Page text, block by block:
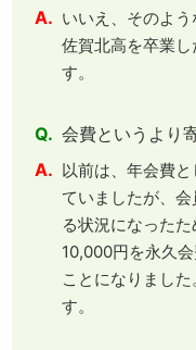
A. いいえ、そのよう
佐賀北高を卒業
す。
Q. 会費というより
A. 以前は、年会費
ていましたが、
る状況になったた
10,000円を永久
ことになりまし
す。